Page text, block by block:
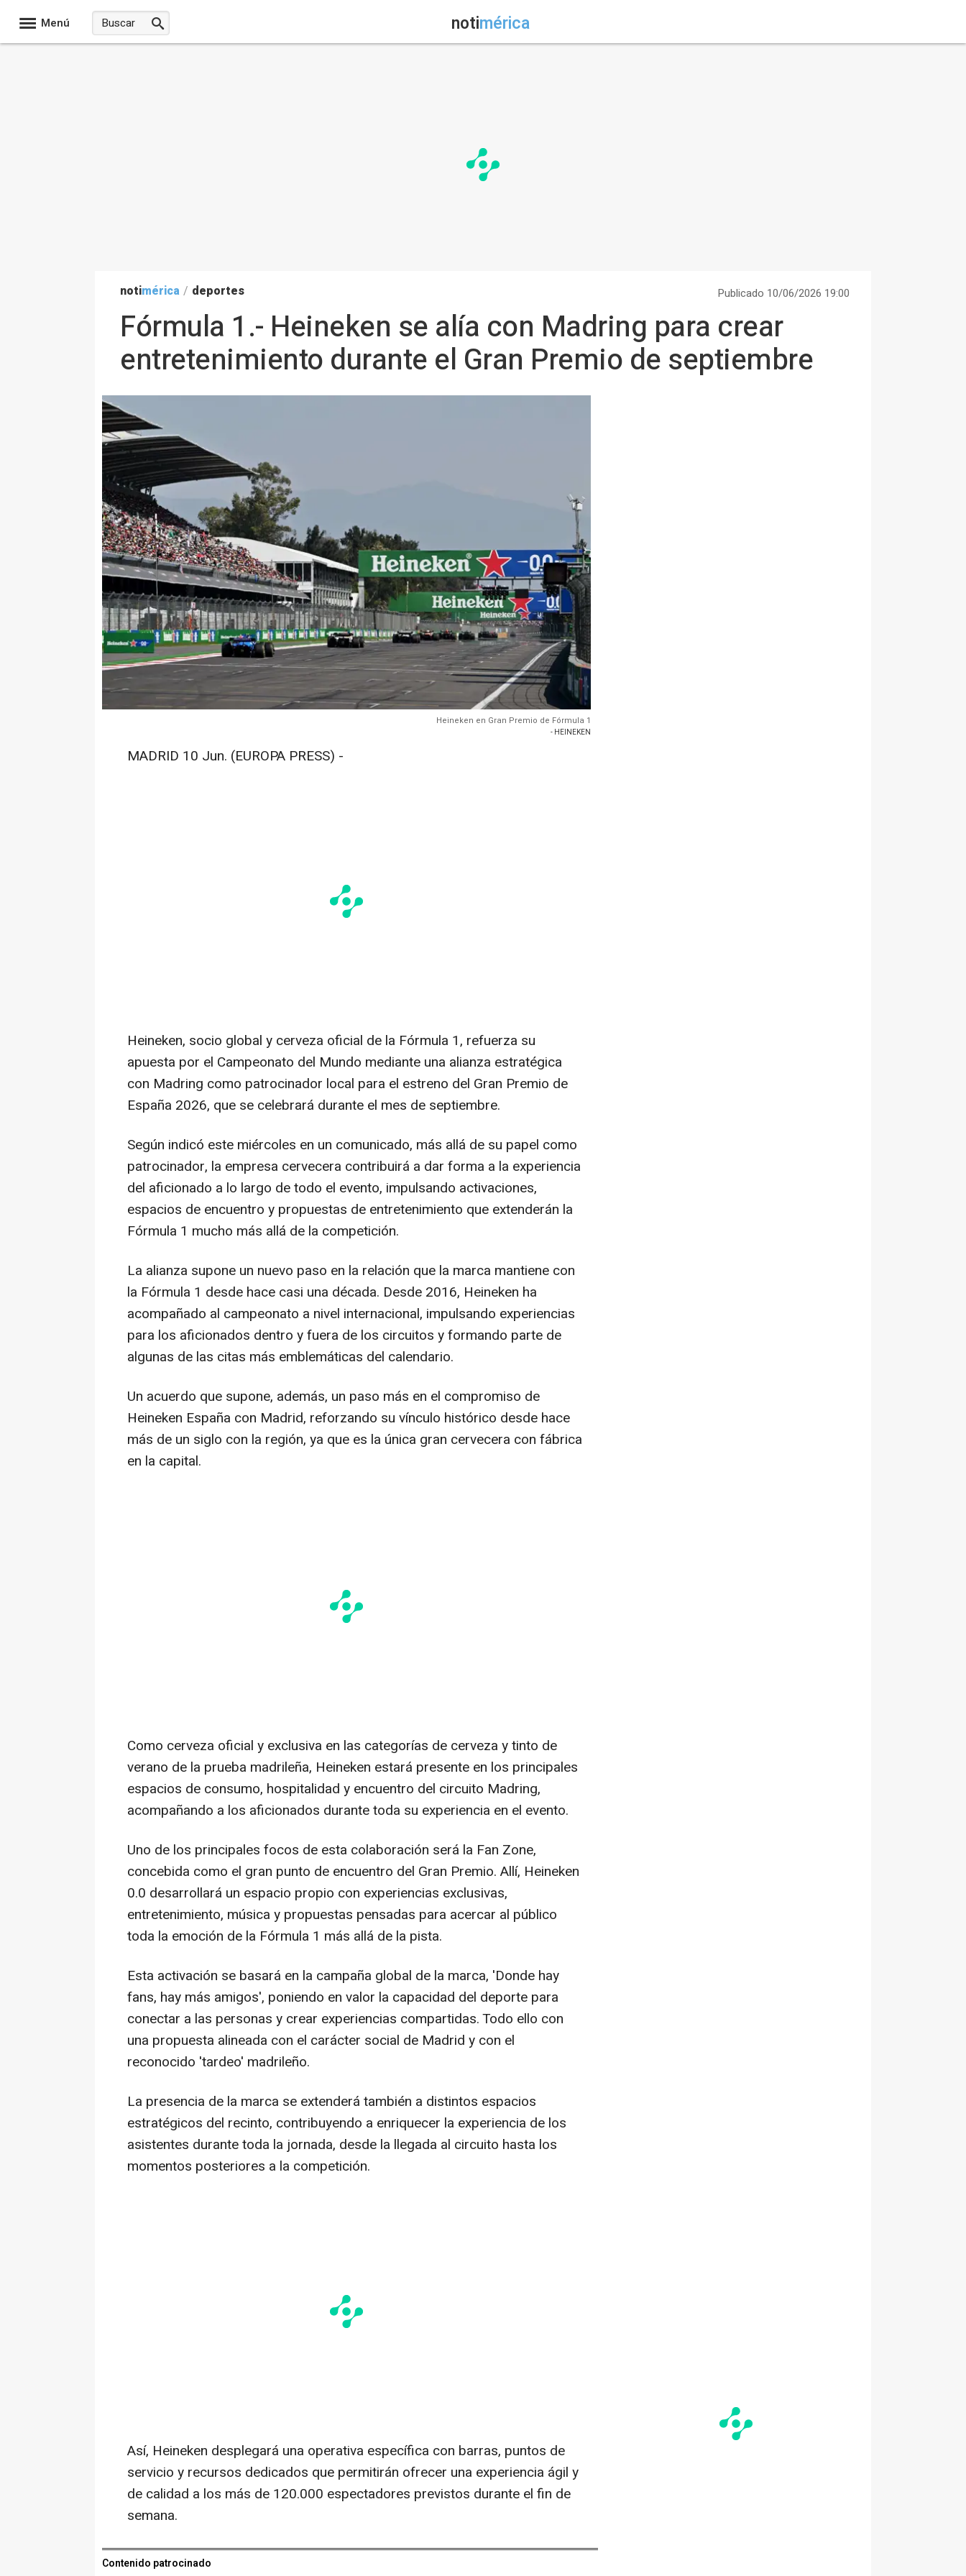
Menú notimérica
notimérica / deportes Publicado 10/06/2026 19:00
Fórmula 1.- Heineken se alía con Madring para crear
entretenimiento durante el Gran Premio de septiembre
Heineken en Gran Premio de Fórmula 1
- HEINEKEN
MADRID 10 Jun. (EUROPA PRESS) -
Heineken, socio global y cerveza oficial de la Fórmula 1, refuerza su
apuesta por el Campeonato del Mundo mediante una alianza estratégica
con Madring como patrocinador local para el estreno del Gran Premio de
España 2026, que se celebrará durante el mes de septiembre.
Según indicó este miércoles en un comunicado, más allá de su papel como
patrocinador, la empresa cervecera contribuirá a dar forma a la experiencia
del aficionado a lo largo de todo el evento, impulsando activaciones,
espacios de encuentro y propuestas de entretenimiento que extenderán la
Fórmula 1 mucho más allá de la competición.
La alianza supone un nuevo paso en la relación que la marca mantiene con
la Fórmula 1 desde hace casi una década. Desde 2016, Heineken ha
acompañado al campeonato a nivel internacional, impulsando experiencias
para los aficionados dentro y fuera de los circuitos y formando parte de
algunas de las citas más emblemáticas del calendario.
Un acuerdo que supone, además, un paso más en el compromiso de
Heineken España con Madrid, reforzando su vínculo histórico desde hace
más de un siglo con la región, ya que es la única gran cervecera con fábrica
en la capital.
Como cerveza oficial y exclusiva en las categorías de cerveza y tinto de
verano de la prueba madrileña, Heineken estará presente en los principales
espacios de consumo, hospitalidad y encuentro del circuito Madring,
acompañando a los aficionados durante toda su experiencia en el evento.
Uno de los principales focos de esta colaboración será la Fan Zone,
concebida como el gran punto de encuentro del Gran Premio. Allí, Heineken
0.0 desarrollará un espacio propio con experiencias exclusivas,
entretenimiento, música y propuestas pensadas para acercar al público
toda la emoción de la Fórmula 1 más allá de la pista.
Esta activación se basará en la campaña global de la marca, 'Donde hay
fans, hay más amigos', poniendo en valor la capacidad del deporte para
conectar a las personas y crear experiencias compartidas. Todo ello con
una propuesta alineada con el carácter social de Madrid y con el
reconocido 'tardeo' madrileño.
La presencia de la marca se extenderá también a distintos espacios
estratégicos del recinto, contribuyendo a enriquecer la experiencia de los
asistentes durante toda la jornada, desde la llegada al circuito hasta los
momentos posteriores a la competición.
Así, Heineken desplegará una operativa específica con barras, puntos de
servicio y recursos dedicados que permitirán ofrecer una experiencia ágil y
de calidad a los más de 120.000 espectadores previstos durante el fin de
semana.
Contenido patrocinado